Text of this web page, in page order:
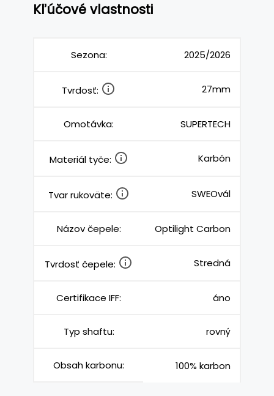
Kľúčové vlastnosti
Sezona: 2025/2026
Tvrdosť: 27mm
Omotávka: SUPERTECH
Materiál tyče: Karbón
Tvar rukoväte: SWEOvál
Názov čepele: Optilight Carbon
Tvrdosť čepele: Stredná
Certifikace IFF: áno
Typ shaftu: rovný
Obsah karbonu: 100% karbon